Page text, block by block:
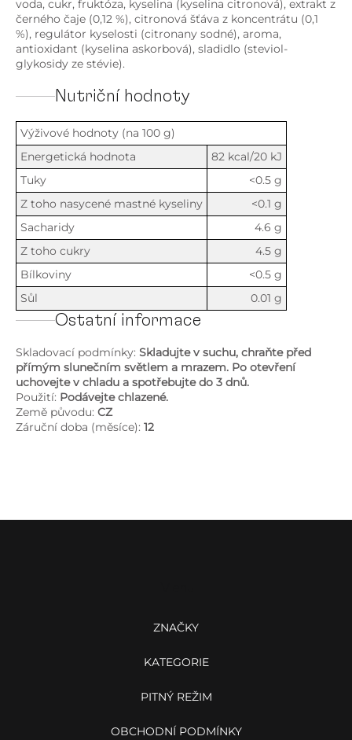
voda, cukr, fruktóza, kyselina (kyselina citronová), extrakt z
černého čaje (0,12 %), citronová šťáva z koncentrátu (0,1
%), regulátor kyselosti (citronany sodné), aroma,
antioxidant (kyselina askorbová), sladidlo (steviol-
glykosidy ze stévie).
Nutriční hodnoty
Výživové hodnoty (na 100 g)
Energetická hodnota
82 kcal/20 kJ
Tuky
<0.5 g
Z toho nasycené mastné kyseliny
<0.1 g
Sacharidy
4.6 g
Z toho cukry
4.5 g
Bílkoviny
<0.5 g
Sůl
0.01 g
Ostatní informace
Skladovací podmínky: Skladujte v suchu, chraňte před
přímým slunečním světlem a mrazem. Po otevření
uchovejte v chladu a spotřebujte do 3 dnů.
Použití: Podávejte chlazené.
Země původu: CZ
Záruční doba (měsíce): 12
ZNAČKY
KATEGORIE
PITNÝ REŽIM
OBCHODNÍ PODMÍNKY